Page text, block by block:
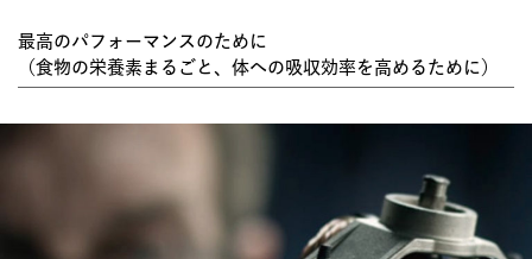
最高のパフォーマンスのために
（食物の栄養素まるごと、体への吸収効率を高めるために）